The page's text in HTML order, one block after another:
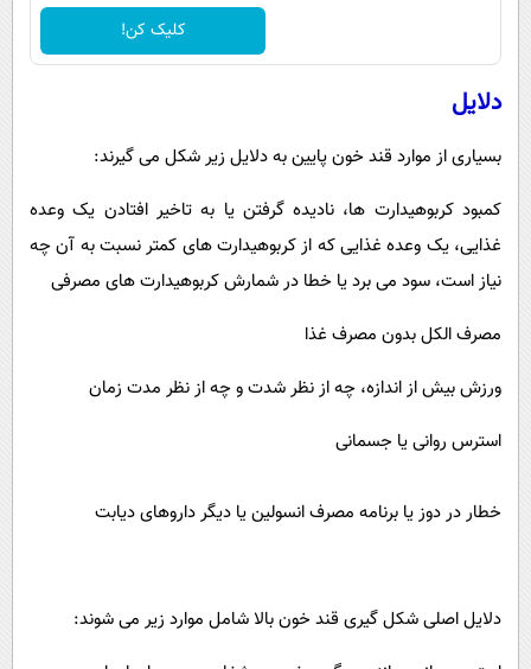
کلیک کن!
دلایل
بسیاری از موارد قند خون پایین به دلایل زیر شکل می گیرند:
کمبود کربوهیدارت ها، نادیده گرفتن یا به تاخیر افتادن یک وعده
غذایی، یک وعده غذایی که از کربوهیدارت های کمتر نسبت به آن چه
نیاز است، سود می برد یا خطا در شمارش کربوهیدارت های مصرفی
مصرف الکل بدون مصرف غذا
ورزش بیش از اندازه، چه از نظر شدت و چه از نظر مدت زمان
استرس روانی یا جسمانی
خطار در دوز یا برنامه مصرف انسولین یا دیگر داروهای دیابت
دلایل اصلی شکل گیری قند خون بالا شامل موارد زیر می شوند: